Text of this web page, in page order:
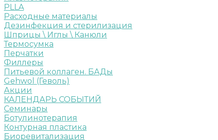
PLLA
Расходные материалы
Дезинфекция и стерилизация
Шприцы \ Иглы \ Канюли
Термосумка
Перчатки
Филлеры
Питьевой коллаген. БАДы
Gehwol (Геволь)
Акции
КАЛЕНДАРЬ СОБЫТИЙ
Семинары
Ботулинотерапия
Контурная пластика
Биоревитализация